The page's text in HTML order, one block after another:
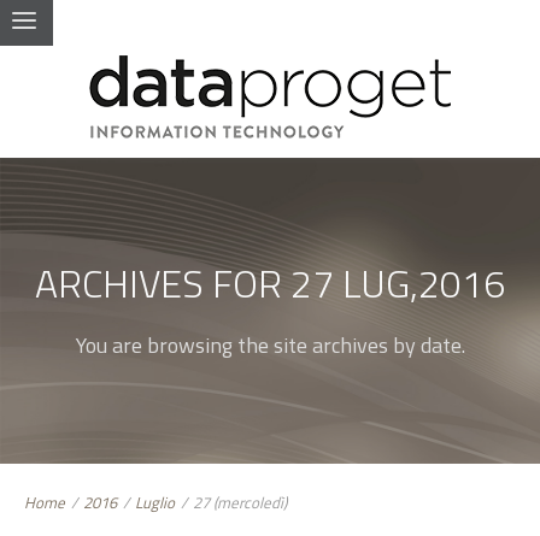
ARCHIVES FOR 27 LUG,2016
You are browsing the site archives by date.
Home / 2016 / Luglio / 27 (mercoledì)